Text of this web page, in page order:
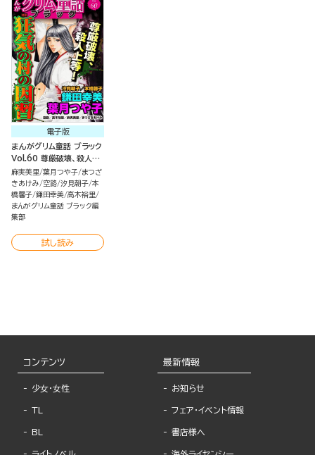
電子版
まんがグリム童話 ブラック
Vol.60 尊厳破壊、殺人上
等！ 狂気の村の因習
麻実美里 葉月つや子 まつざ
きあけみ
空路 汐見朝子 本
橋馨子 鎌田幸美 高木裕里
まんがグリム童話 ブラック編
集部
試し読み
コンテンツ
少女・女性
TL
BL
最新情報
お知らせ
フェア・イベント情報
書店様へ